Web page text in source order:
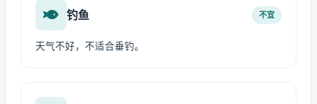
钓鱼 不宜
天气不好，不适合垂钓。